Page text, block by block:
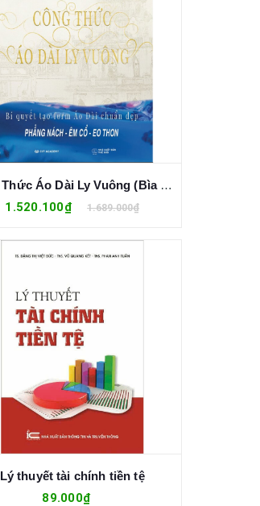
Công Thức Áo Dài Ly Vuông (Bìa Cứng) - Đỗ Trịnh Hoài Nam
1.520.100₫ 1.689.000₫
Lý thuyết tài chính tiền tệ
89.000₫